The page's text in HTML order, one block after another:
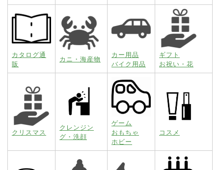
カタログ通
販
カニ・海産物
カー用品
バイク用品
ギフト
お祝い・花
クリスマス
クレンジン
グ・洗顔
ゲーム
おもちゃ
ホビー
コスメ